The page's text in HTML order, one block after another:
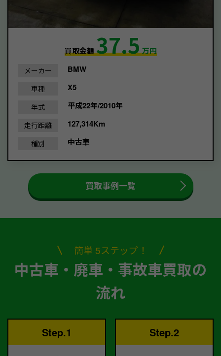
買取金額37.5万円
メーカー BMW
車種 X5
年式 平成22年/2010年
走行距離 127,314Km
種別 中古車
買取事例一覧
簡単 5ステップ！
中古車・廃車・事故車買取の
流れ
Step.1 Step.2